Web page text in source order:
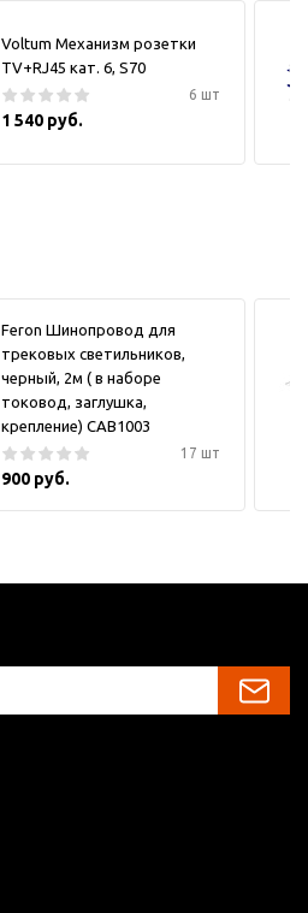
Voltum Механизм розетки
TV+RJ45 кат. 6, S70
6 шт
1 540 руб.
Feron Шинопровод для
трековых светильников,
черный, 2м ( в наборе
токовод, заглушка,
крепление) CAB1003
17 шт
900 руб.